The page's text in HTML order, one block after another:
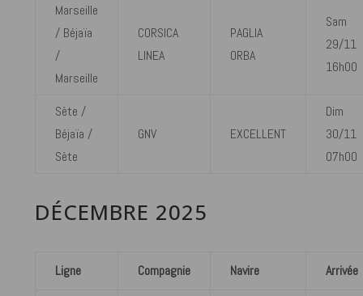
Marseille
/ Béjaïa
/
Marseille
CORSICA
LINEA
PAGLIA
ORBA
Sam
29/11
16h00
Sète /
Béjaïa /
Sète
GNV EXCELLENT
Dim
30/11
07h00
DÉCEMBRE 2025
Ligne Compagnie Navire Arrivée